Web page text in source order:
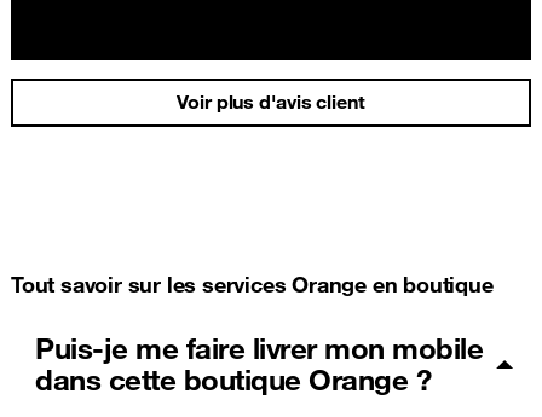
Voir plus d'avis client
Tout savoir sur les services Orange en boutique
Puis-je me faire livrer mon mobile
dans cette boutique Orange ?